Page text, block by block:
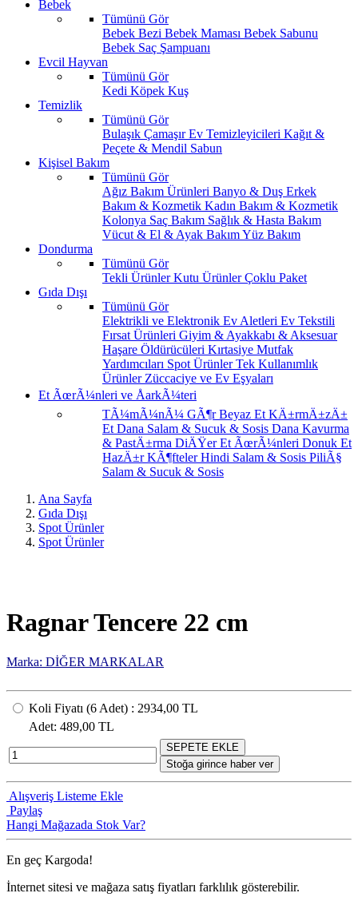
Bebek
Tümünü Gör
Bebek Bezi Bebek Maması Bebek Sabunu
Bebek Saç Şampuanı
Evcil Hayvan
Tümünü Gör
Kedi Köpek Kuş
Temizlik
Tümünü Gör
Bulaşık ÇamaşırEv Temizleyicileri Kağıt &
Peçete & Mendil Sabun
Kişisel Bakım
Tümünü Gör
Ağız Bakım Ürünleri Banyo & Duş Erkek
Bakım & Kozmetik Kadın Bakım & Kozmetik
Kolonya Saç Bakım Sağlık & Hasta Bakım
Vücut & El & Ayak BakımYüz Bakım
Dondurma
Tümünü Gör
Tekli ÜrünlerKutu ÜrünlerÇoklu Paket
Gıda Dışı
Tümünü Gör
Elektrikli ve Elektronik Ev Aletleri Ev Tekstili
Fırsat Ürünleri Giyim & Ayakkabı & Aksesuar
Haşare Öldürücüleri Kırtasiye Mutfak
Yardımcıları Spot ÜrünlerTek Kullanımlık
Ürünler Züccaciye ve Ev Eşyaları
Et ÃœrÃ¼nleri ve ÅarkÃ¼teri
TÃ¼mÃ¼nÃ¼ GÃ¶rBeyaz Et KÄ±rmÄ±zÄ±
Et Dana Salam & Sucuk & Sosis Dana Kavurma
& PastÄ±rma DiÄŸer Et ÃœrÃ¼nleri Donuk Et
HazÄ±r KÃ¶ftelerHindi Salam & Sosis PiliÃ§
Salam & Sucuk & Sosis
Ana Sayfa
Gıda Dışı
Spot Ürünler
Spot Ürünler
Ragnar Tencere 22 cm
Marka: DİĞER MARKALAR
Koli Fiyatı (6 Adet) : 2934,00 TL
Adet: 489,00 TL
SEPETE EKLE
Stoğa girince haber ver
Alışveriş Listeme Ekle
Paylaş
Hangi Mağazada Stok Var?
En geç Kargoda!
İnternet sitesi ve mağaza satış fiyatları farklılık gösterebilir.